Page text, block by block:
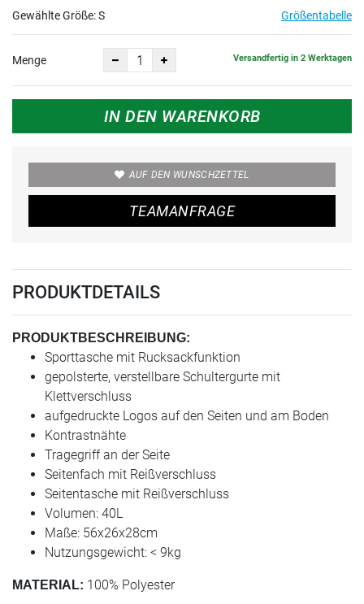
Gewählte Größe:S Größentabelle
Menge Versandfertig in 2 Werktagen
IN DEN WARENKORB
AUF DEN WUNSCHZETTEL
TEAMANFRAGE
PRODUKTDETAILS
PRODUKTBESCHREIBUNG:
Sporttasche mit Rucksackfunktion
gepolsterte, verstellbare Schultergurte mit
Klettverschluss
aufgedruckte Logos auf den Seiten und am Boden
Kontrastnähte
Tragegriff an der Seite
Seitenfach mit Reißverschluss
Seitentasche mit Reißverschluss
Volumen: 40L
Maße: 56x26x28cm
Nutzungsgewicht: < 9kg
MATERIAL: 100% Polyester